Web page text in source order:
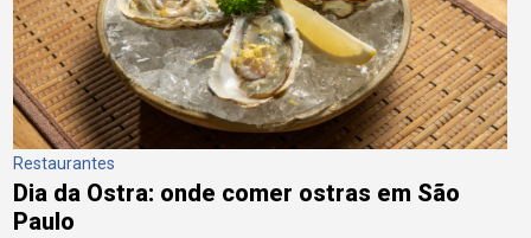
Restaurantes
Dia da Ostra: onde comer ostras em São
Paulo